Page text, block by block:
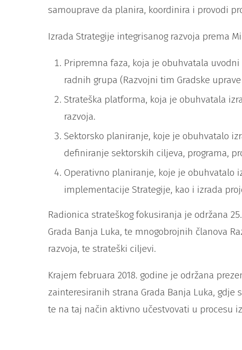
samouprave da planira, koordinira i provodi
Izrada Strategije integrisanog razvoja prema
Pripremna faza, koja je obuhvatala
radnih grupa (Razvojni tim Gradske
Strateška platforma, koja je obuhvatala
razvoja.
Sektorsko planiranje, koje je obuhvatalo
definiranje sektorskih ciljeva, programa,
Operativno planiranje, koje je obuhvatalo
implementacije Strategije, kao i izrada
Radionica strateškog fokusiranja je održana
Grada Banja Luka, te mnogobrojnih članova
razvoja, te strateški ciljevi.
Krajem februara 2018. godine je održana
zainteresiranih strana Grada Banja Luka,
te na taj način aktivno učestvovati u procesu